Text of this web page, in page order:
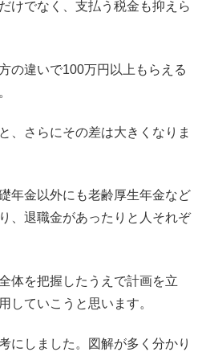
けでなく、支払う税金も抑えら
の違いで100万円以上もらえる
、さらにその差は大きくなりま
年金以外にも老齢厚生年金など
、退職金があったりと人それぞ
体を把握したうえで計画を立
していこうと思います。
にしました。図解が多く分かり